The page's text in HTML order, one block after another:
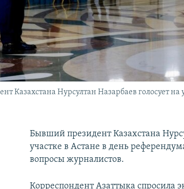
Казахстана Нурсултан Назарбаев голосует на
Бывший президент Казахстана
участке в Астане в день
вопросы журналистов.
Корреспондент Азаттыка спросила